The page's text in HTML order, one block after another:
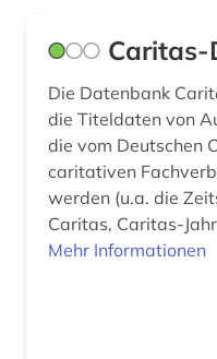
Slavistik (0)
Soziologie (3)
Sport (0)
Sprachen und Kulturen Asiens, Afrikas und
Caritas-
Die Datenbank
die Titeldaten von
die vom Deutschen
caritativen
werden (u.a. die
Caritas, Caritas-
Mehr Informationen